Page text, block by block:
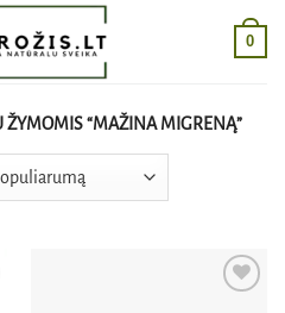
0
ŽYMOMIS “MAŽINA MIGRENĄ”